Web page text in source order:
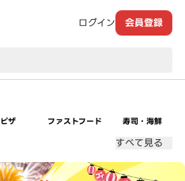
ログイン 会員登録
ピザ ファストフード 寿司・海鮮
すべて見る